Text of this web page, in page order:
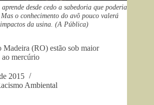
desde cedo a sabedoria que poderia
o conhecimento do avô pouco valerá
da usina. (A Pública)
(RO) estão sob maior
ao mercúrio
2015
Ambiental